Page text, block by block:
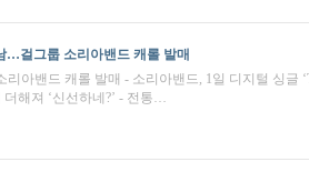
…걸그룹 소리아밴드 캐롤 발매
아밴드 캐롤 발매 - 소리아밴드, 1일 디지털 싱글
해져 ‘신선하네?’ - 전통…